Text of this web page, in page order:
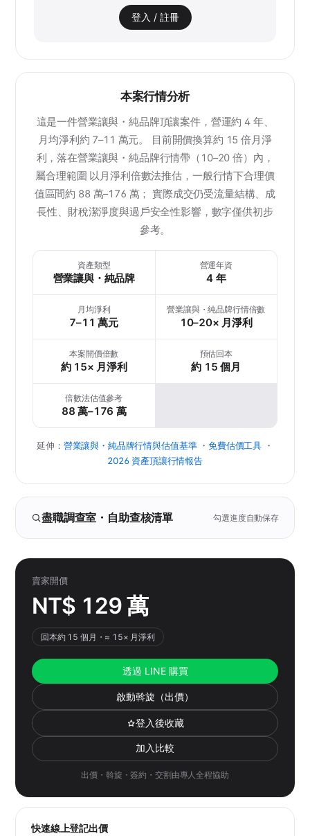
登入 / 註冊
本案行情分析
這是一件營業讓與・純品牌頂讓案件，營運約 4 年、
月均淨利約 7–11 萬元。 目前開價換算約 15 倍月淨
利，落在營業讓與・純品牌行情帶（10–20 倍）內，
屬合理範圍 以月淨利倍數法推估，一般行情下合理價
值區間約 88 萬–176 萬； 實際成交仍受流量結構、成
長性、財稅潔淨度與過戶安全性影響，數字僅供初步
參考。
資產類型
營業讓與・純品牌
營運年資
4 年
月均淨利
7–11 萬元
營業讓與・純品牌行情倍數
10–20× 月淨利
本案開價倍數
約 15× 月淨利
預估回本
約 15 個月
倍數法估值參考
88 萬–176 萬
延伸： 營業讓與・純品牌行情與估值基準・免費估價工具 ・
2026 資產頂讓行情報告
盡職調查室・自助查核清單 勾選進度自動保存
賣家開價
NT$ 129 萬
回本約 15 個月・≈ 15× 月淨利
透過 LINE 購買
啟動斡旋（出價）
登入後收藏
加入比較
出價・斡旋・簽約・交割由專人全程協助
快速線上登記出價